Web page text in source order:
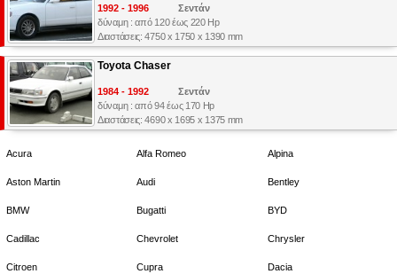
1992 - 1996
Σεντάν
δύναμη : από 120 έως 220 Hp
Διαστάσεις: 4750 x 1750 x 1390 mm
Toyota Chaser
1984 - 1992
Σεντάν
δύναμη : από 94 έως 170 Hp
Διαστάσεις: 4690 x 1695 x 1375 mm
Acura Alfa Romeo Alpina
Aston Martin Audi Bentley
BMW Bugatti BYD
Cadillac Chevrolet Chrysler
Citroen Cupra Dacia